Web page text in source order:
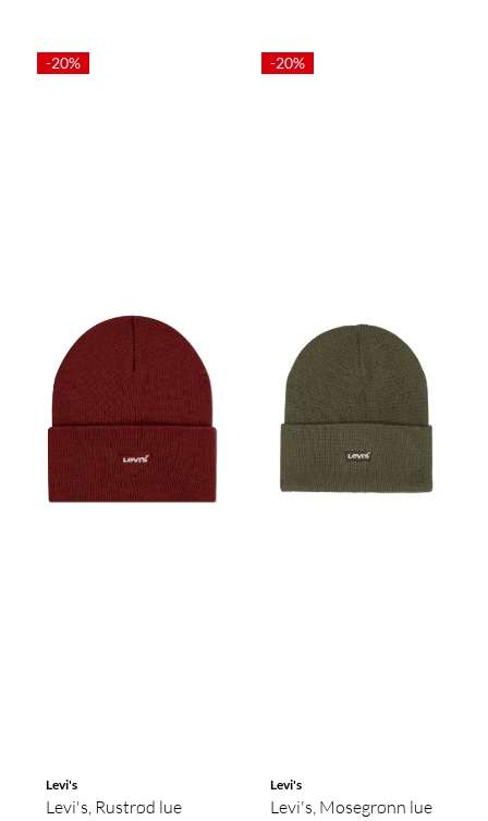
-20%
Levi's
Levi's, Rustrød lue
-20%
Levi's
Levi's, Mosegrønn lue